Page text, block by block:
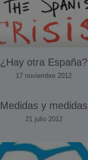
¿Hay otra España?
17 noviembre 2012
Medidas y medidas
21 julio 2012